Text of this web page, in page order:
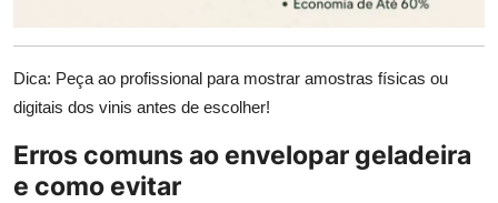
Dica: Peça ao profissional para mostrar amostras físicas ou
digitais dos vinis antes de escolher!
Erros comuns ao envelopar geladeira
e como evitar